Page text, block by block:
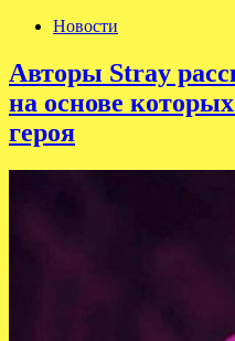
Новости
Авторы Stray
на основе
героя